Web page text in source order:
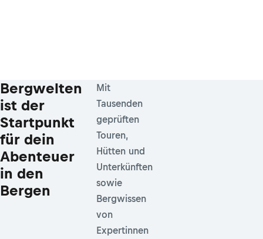
Bergwelten
ist der
Startpunkt
für dein
Abenteuer
in den
Bergen
Mit
Tausenden
geprüften
Touren,
Hütten und
Unterkünften
sowie
Bergwissen
von
Expertinnen